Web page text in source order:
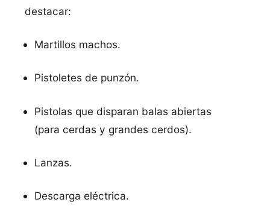
destacar:
Martillos machos.
Pistoletes de punzón.
Pistolas que disparan balas abiertas
(para cerdas y grandes cerdos).
Lanzas.
Descarga eléctrica.